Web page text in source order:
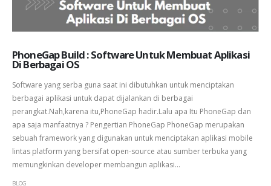
PhoneGap Build : Software Untuk Membuat Aplikasi
Di Berbagai OS
Software yang serba guna saat ini dibutuhkan untuk menciptakan
berbagai aplikasi untuk dapat dijalankan di berbagai
perangkat.Nah,karena itu,PhoneGap hadir.Lalu apa Itu PhoneGap dan
apa saja manfaatnya ? Pengertian PhoneGap PhoneGap merupakan
sebuah framework yang digunakan untuk menciptakan aplikasi mobile
lintas platform yang bersifat open-source atau sumber terbuka yang
memungkinkan developer membangun aplikasi...
BLOG